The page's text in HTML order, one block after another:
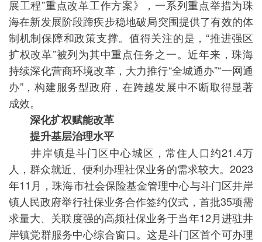
展工程”重点改革工作方案》，一系列重点举措为珠
海在新发展阶段蹄疾步稳地破局突围提供了有效的体
制机制保障和政策支撑。值得关注的是，“推进强区
扩权改革”被列为其中重点任务之一。近年来，珠海
持续深化营商环境改革，大力推行“全城通办”“一网通
办”，构建服务型政府，在跨越发展中不断取得显著
成效。
深化扩权赋能改革
提升基层治理水平
井岸镇是斗门区中心城区，常住人口约21.4万
人，群众就近、便利办理社保业务的需求较大。2023
年11月，珠海市社会保险基金管理中心与斗门区井岸
镇人民政府举行社保业务合作签约仪式，首批35项需
求量大、关联度强的高频社保业务于当年12月进驻井
岸镇党群服务中心综合窗口。这是斗门区首个可办理